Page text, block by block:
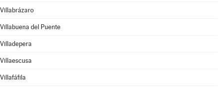
Villabrázaro
Villabuena del Puente
Villadepera
Villaescusa
Villafáfila